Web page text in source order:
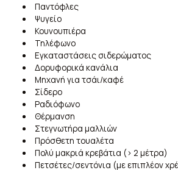
Παντόφλες
Ψυγείο
Κουνουπιέρα
Τηλέφωνο
Εγκαταστάσεις σιδερώματος
Δορυφορικά κανάλια
Μηχανή για τσάι/καφέ
Σίδερο
Ραδιόφωνο
Θέρμανση
Στεγνωτήρα μαλλιών
Πρόσθετη τουαλέτα
Πολύ μακριά κρεβάτια (> 2 μέτρα)
Πετσέτες/σεντόνια (με επιπλέον